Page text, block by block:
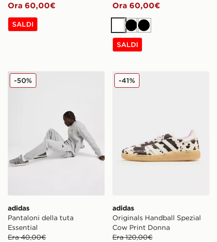
Ora 60,00€
SALDI
Ora 60,00€
Bianco
NeroNero
SALDI
adidas Pantaloni della tuta Essential
adidas
Pantaloni della tuta
Essential
Era 40,00€
-50% adidas Originals Handball
adidas
Originals Handball Spezial
Cow Print Donna
Era 120,00€
-41%